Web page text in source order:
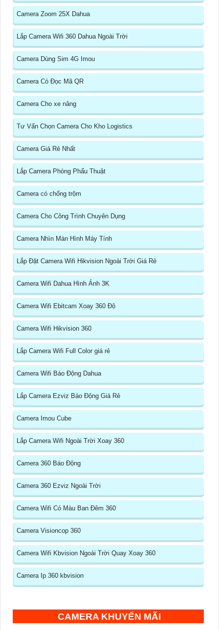
Camera Zoom 25X Dahua
Lắp Camera Wifi 360 Dahua Ngoài Trời
Camera Dùng Sim 4G Imou
Camera Có Đọc Mã QR
Camera Cho xe nâng
Tư Vấn Chọn Camera Cho Kho Logistics
Camera Giá Rẻ Nhất
Lắp Camera Phòng Phẩu Thuật
Camera có chống trộm
Camera Cho Công Trình Chuyên Dụng
Camera Nhìn Màn Hình Máy Tính
Lắp Đặt Camera Wifi Hikvision Ngoài Trời Giá Rẻ
Camera Wifi Dahua Hình Ảnh 3K
Camera Wifi Ebitcam Xoay 360 Độ
Camera Wifi Hikvision 360
Lắp Camera Wifi Full Color giá rẻ
Camera Wifi Báo Động Dahua
Lắp Camera Ezviz Báo Động Giá Rẻ
Camera Imou Cube
Lắp Camera Wifi Ngoài Trời Xoay 360
Camera 360 Báo Động
Camera 360 Ezviz Ngoài Trời
Camera Wifi Có Màu Ban Đêm 360
Camera Visioncop 360
Camera Wifi Kbvision Ngoài Trời Quay Xoay 360
Camera Ip 360 kbvision
CAMERA KHUYẾN MÃI